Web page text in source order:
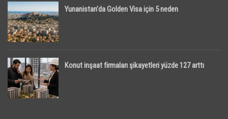
Yunanistan’da Golden Visa için 5 neden
Konut inşaat firmaları şikayetleri yüzde 127 arttı